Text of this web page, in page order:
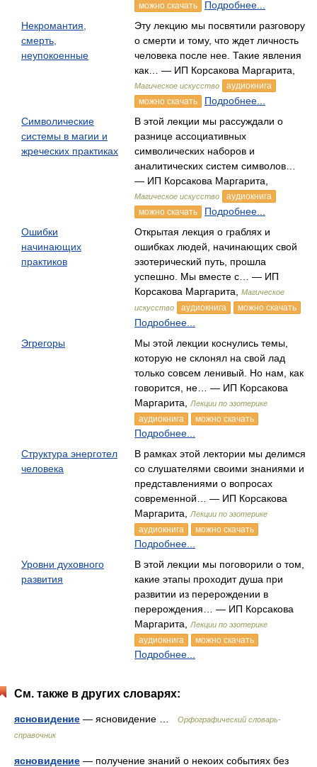
можно скачать
Подробнее...
Некромантия,
смерть,
неупокоенные
Эту лекцию мы посвятили разговору
о смерти и тому, что ждет личность
человека после нее. Такие явления
как… — ИП Корсакова Маргарита,
Магическое искусство
аудиокнига
можно скачать
Подробнее...
Символические
системы в магии и
жреческих практиках
В этой лекции мы рассуждали о
разнице ассоциативных
символических наборов и
аналитических систем символов…
— ИП Корсакова Маргарита,
Магическое искусство
аудиокнига
можно скачать
Подробнее...
Ошибки
начинающих
практиков
Открытая лекция о граблях и
ошибках людей, начинающих свой
эзотерический путь, прошла
успешно. Мы вместе с… — ИП
Корсакова Маргарита,
Магическое
искусство
аудиокнига можно скачать
Подробнее...
Эгрегоры
Мы этой лекции коснулись темы,
которую не склонял на свой лад
только совсем ленивый. Но нам, как
говорится, не… — ИП Корсакова
Маргарита,
Лекции по эзотерике
аудиокнига можно скачать
Подробнее...
Структура энерготел
человека
В рамках этой лектории мы делимся
со слушателями своими знаниями и
представлениями о вопросах
современной… — ИП Корсакова
Маргарита,
Лекции по эзотерике
аудиокнига можно скачать
Подробнее...
Уровни духовного
развития
В этой лекции мы поговорили о том,
какие этапы проходит душа при
развитии из перерождении в
перерождения… — ИП Корсакова
Маргарита,
Лекции по эзотерике
аудиокнига можно скачать
Подробнее...
См. также в других словарях:
ясновидение — ясновидение …
Орфографический словарь-
справочник
ясновидение — получение знаний о некоих событиях без